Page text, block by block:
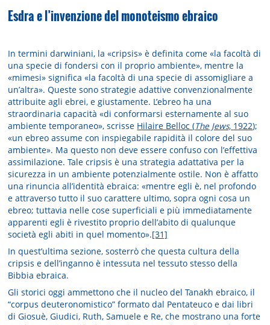
Esdra e l’invenzione del monoteismo ebraico
In termini darwiniani, la «cripsis» è definita come «la facoltà di
una specie di fondersi con il proprio ambiente», mentre la
«mimesi» significa «la facoltà di una specie di assomigliare a
un’altra». Queste sono strategie adattive convenzionalmente
attribuite agli ebrei, e giustamente. L’ebreo ha una
straordinaria capacità «di conformarsi esternamente al suo
ambiente temporaneo», scrisse Hilaire Belloc (The Jews, 1922);
«un ebreo assume con inspiegabile rapidità il colore del suo
ambiente». Ma questo non deve essere confuso con l’effettiva
assimilazione. Tale cripsis è una strategia adattativa per la
sicurezza in un ambiente potenzialmente ostile. Non è affatto
una rinuncia all’identità ebraica: «mentre egli è, nel profondo
e attraverso tutto il suo carattere ultimo, sopra ogni cosa un
ebreo; tuttavia nelle cose superficiali e più immediatamente
apparenti egli è rivestito proprio dell’abito di qualunque
società egli abiti in quel momento».[31]
In quest’ultima sezione, sosterrò che questa cultura della
cripsis e dell’inganno è intessuta nel tessuto stesso della
Bibbia ebraica.
Gli storici oggi ammettono che il nucleo del Tanakh ebraico, il
“corpus deuteronomistico” formato dal Pentateuco e dai libri
di Giosuè, Giudici, Ruth, Samuele e Re, che mostrano una forte